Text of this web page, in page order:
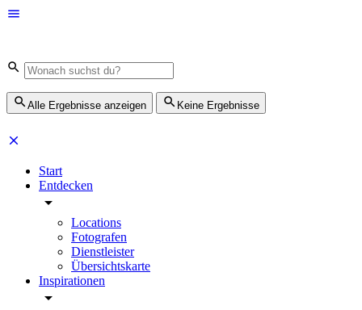
Alle Ergebnisse anzeigen Keine Ergebnisse
Start
Entdecken
Locations
Fotografen
Dienstleister
Übersichtskarte
Inspirationen